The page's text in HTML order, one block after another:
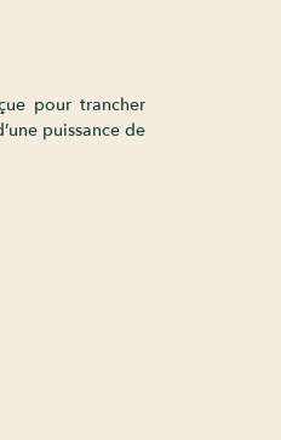
pour trancher
puissance de